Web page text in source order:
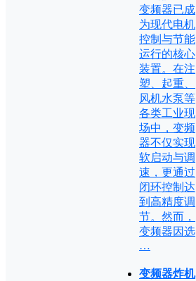
变频器已成
为现代电机
控制与节能
运行的核心
装置。在注
塑、起重、
风机水泵等
各类工业现
场中，变频
器不仅实现
软启动与调
速，更通过
闭环控制达
到高精度调
节。然而，
变频器因选
…
变频器炸机